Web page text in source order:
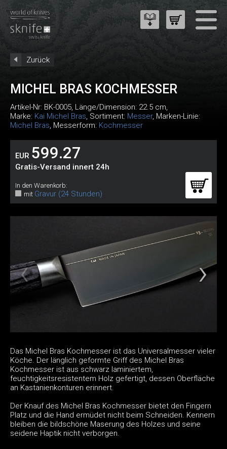
Zurück
MICHEL BRAS KOCHMESSER
Artikel-Nr: BK-0005, Länge/Dimension: 22.5 cm,
Marke: Kai Michel Bras, Sortiment: Messer, Marken-Linie:
Michel Bras, Messerform: Kochmesser
EUR 599.27
Gratis-Versand innert 24h
In den Warenkorb:
mit Gravur (24 Stunden)
Das Michel Bras Kochmesser ist das Universalmesser vieler
Köche. Der länglich geformte Griff des Michel Bras
Kochmesser ist aus schwarz laminiertem,
feuchtigkeitsresistentem Holz gefertigt, dessen Oberfläche
an Kastanienkonturen erinnert.
Der Knauf des Michel Bras Kochmesser bietet den Fingern
Platz und die Hand ermüdet nicht beim Schneiden. Kennern
bleiben die bildschöne Maserung des Holzes und seine
seidene Haptik nicht verborgen.